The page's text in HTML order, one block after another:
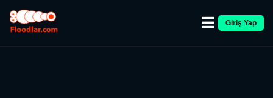
Giriş Yap